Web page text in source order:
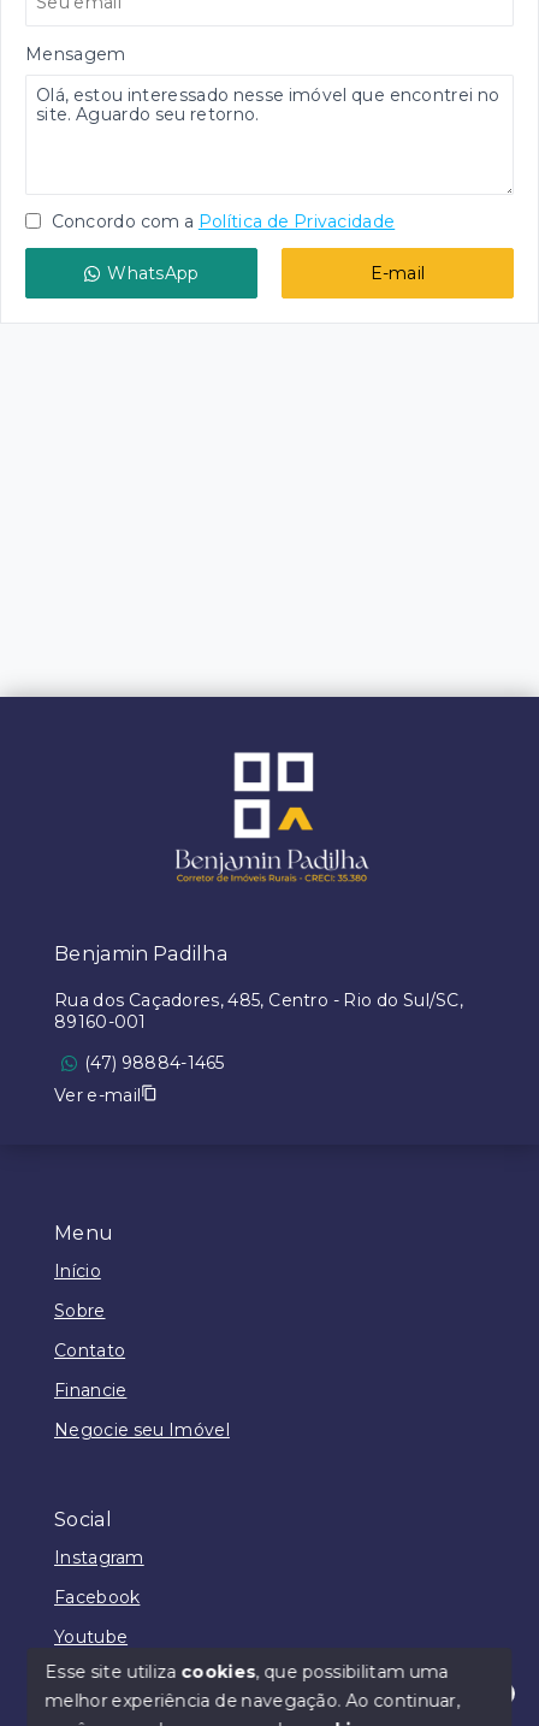
Mensagem
Concordo com a Política de Privacidade
WhatsApp E-mail
Menu
Início
Sobre
Contato
Financie
Negocie seu Imóvel
Social
Instagram
Facebook
Youtube
Benjamin Padilha
Rua dos Caçadores, 485, Centro - Rio do Sul/SC,
89160-001
(47) 98884-1465
Ver e-mail
Esse site utiliza cookies, que possibilitam uma
melhor experiência de navegação.Ao continuar,